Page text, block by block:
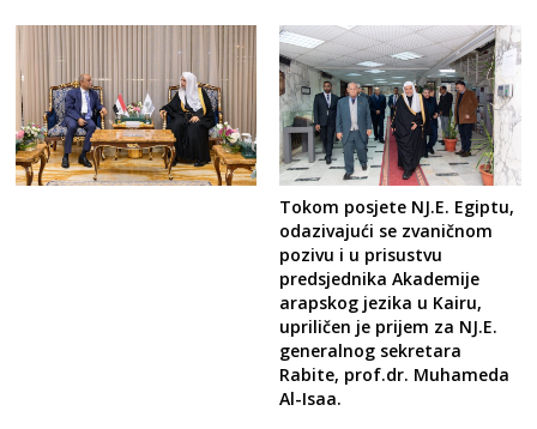
Tokom posjete NJ.E. Egiptu,
odazivajući se zvaničnom
pozivu i u prisustvu
predsjednika Akademije
arapskog jezika u Kairu,
upriličen je prijem za NJ.E.
generalnog sekretara
Rabite, prof.dr. Muhameda
Al-Isaa.